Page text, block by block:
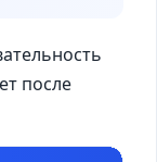
после